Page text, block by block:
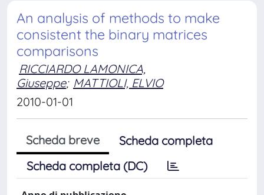
An analysis of methods to make
consistent the binary matrices
comparisons
RICCIARDO LAMONICA,
Giuseppe; MATTIOLI, ELVIO
2010-01-01
Scheda breve
Scheda completa
Scheda completa (DC)